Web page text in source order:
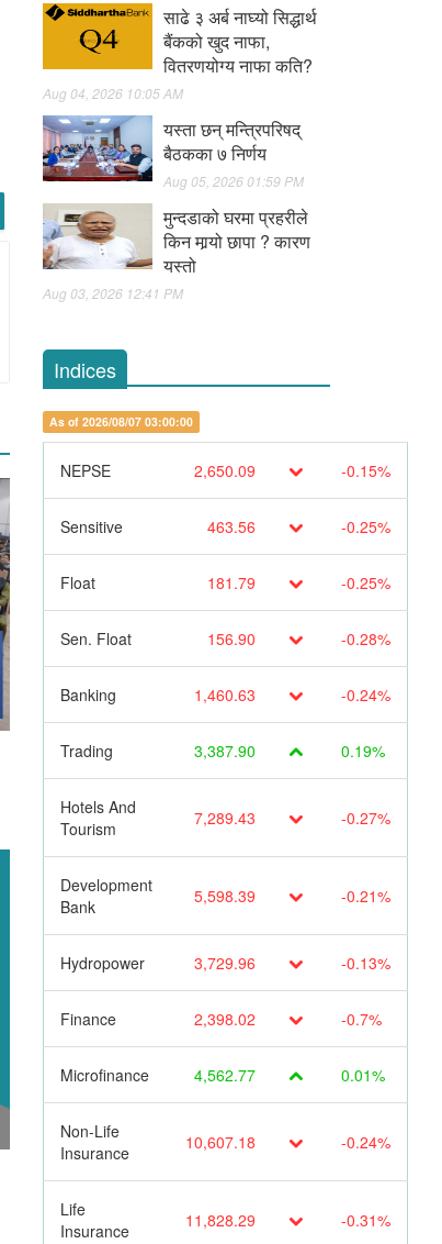
साढे ३ अर्ब नाघ्यो सिद्धार्थ
बैंकको खुद नाफा,
वितरणयोग्य नाफा कति?
Aug 04, 2026 10:05 AM
यस्ता छन् मन्त्रिपरिषद्
बैठकका ७ निर्णय
Aug 05, 2026 01:59 PM
मुन्दडाको घरमा प्रहरीले
किन मार्‍यो छापा ? कारण
यस्तो
Aug 03, 2026 12:41 PM
Indices
As of 2026/08/07 03:00:00
NEPSE 2,650.09 -0.15%
Sensitive 463.56 -0.25%
Float 181.79 -0.25%
Sen. Float 156.90 -0.28%
Banking 1,460.63 -0.24%
Trading 3,387.90 0.19%
Hotels And
Tourism
7,289.43 -0.27%
Development
Bank
5,598.39 -0.21%
Hydropower 3,729.96 -0.13%
Finance 2,398.02 -0.7%
Microfinance 4,562.77 0.01%
Non-Life
Insurance
10,607.18 -0.24%
Life
Insurance
11,828.29 -0.31%